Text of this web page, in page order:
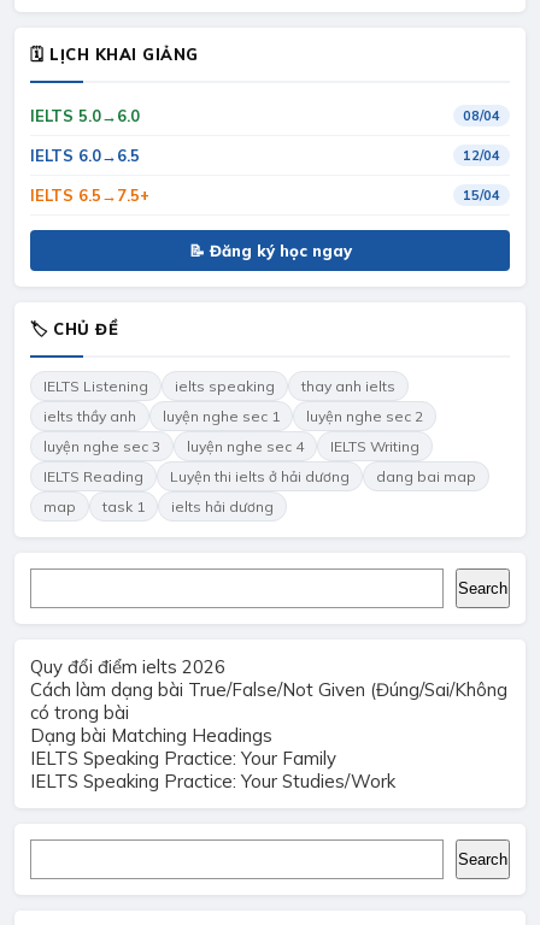
🗓 LỊCH KHAI GIẢNG
IELTS 5.0→6.0 08/04
IELTS 6.0→6.5 12/04
IELTS 6.5→7.5+ 15/04
📝 Đăng ký học ngay
🏷 CHỦ ĐỀ
IELTS Listening ielts speaking
thay anh ielts
ielts thầy anh
luyện nghe sec 1
luyện nghe sec 2
luyện nghe sec 3
luyện nghe sec 4
IELTS Writing
IELTS Reading
Luyện thi ielts ở hải dương
dang bai map
map
task 1 ielts hải dương
Search
Quy đổi điểm ielts 2026
Cách làm dạng bài True/False/Not Given (Đúng/Sai/Không
có trong bài
Dạng bài Matching Headings
IELTS Speaking Practice: Your Family
IELTS Speaking Practice: Your Studies/Work
Search